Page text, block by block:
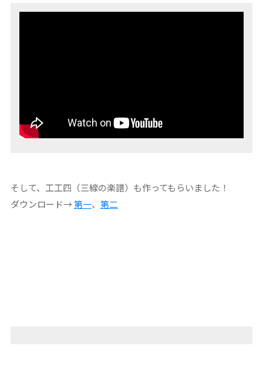
そして、工工四（三線の楽譜）も作ってもらいました！
ダウンロード→第一、 第二